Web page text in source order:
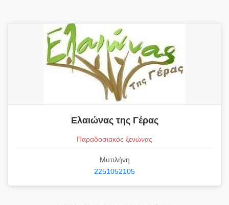
Ελαιώνας της Γέρας
Παραδοσιακός ξενώνας
Μυτιλήνη
2251052105